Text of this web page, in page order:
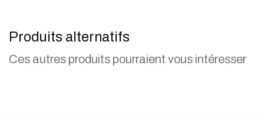
Produits alternatifs
Ces autres produits pourraient vous intéresser